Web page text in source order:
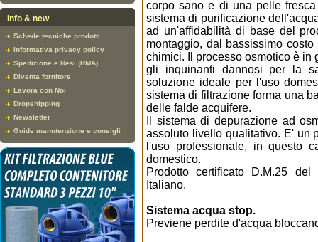
Info & new
Schede tecniche prodotti
Informativa privacy policy
Spedizione e Resi (RMA)
Diventa fornitore
Lavora con Noi
Dropshipping
Newsletter
Guide manutenzione e consigli
corpo sano e di una pelle
sistema di purificazione
ad un'affidabilità di base del
montaggio, dal bassissimo
chimici. Il processo osmotico è in
gli inquinanti dannosi per la
soluzione ideale per l'uso
sistema di filtrazione forma una
delle falde acquifere.
Il sistema di depurazione ad
assoluto livello qualitativo. E' un
l'uso professionale, in questo
domestico.
Prodotto certificato D.M.25
Italiano.
Sistema acqua stop.
Previene perdite d'acqua